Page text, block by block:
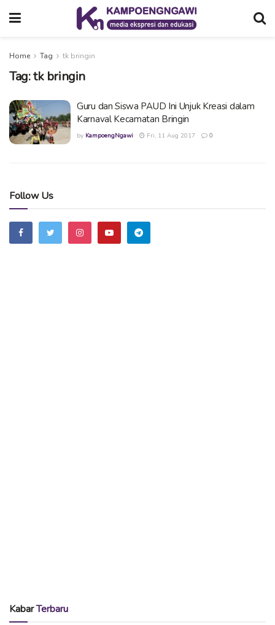
Home Tag tk bringin
Tag:tk bringin
Guru dan Siswa PAUD Ini Unjuk Kreasi dalam
Karnaval Kecamatan Bringin
by KampoengNgawi Fri, 11 Aug 2017 0
Follow Us
KabarTerbaru